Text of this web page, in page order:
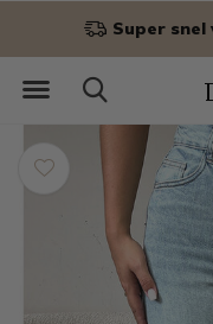
1-3 Werkdagen